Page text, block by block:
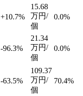
+10.7%
15.68
万円/
個
0.0%
-96.3%
21.34
万円/
個
0.0%
-63.5%
109.37
万円/
個
70.4%